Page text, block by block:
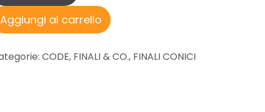
I
E
C
Aggiungi al carrello
CODE, FINALI & CO., FINALI CONICI